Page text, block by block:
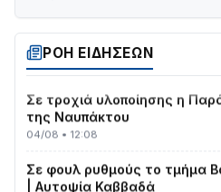
ΡΟΗ ΕΙΔΗΣΕΩΝ
04/08 • 19:47
Σε τροχιά υλοποίησης η
της Ναυπάκτου
04/08 • 12:08
| Αυτοψία Καββαδά
03/08 • 11:11